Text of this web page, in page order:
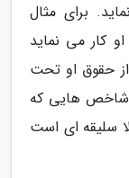
برای مثال
کار می نماید
حقوق او تحت
شاخص هایی که
سلیقه ای است